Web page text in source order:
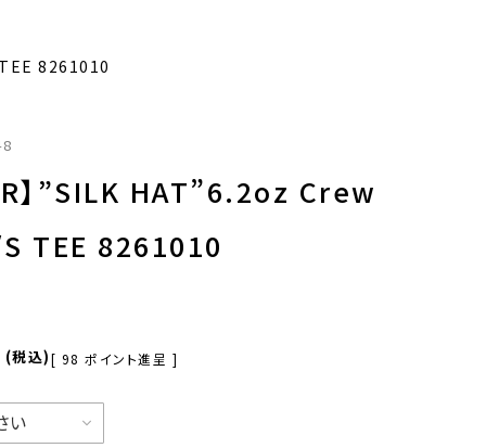
8261010
】”SILK HAT”6.2oz Crew
TEE 8261010
税込 [ 98 ポイント進呈 ]